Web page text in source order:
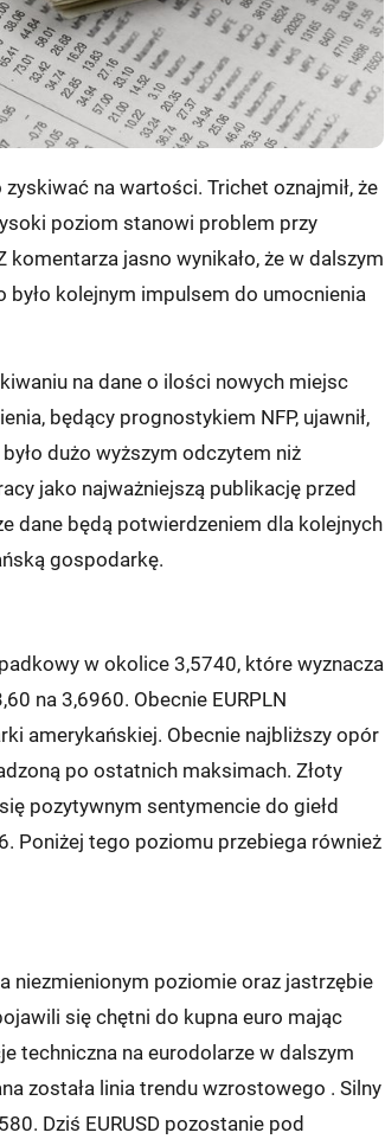
na wartości. Trichet oznajmił, że
poziom stanowi problem przy
jasno wynikało, że w dalszym
kolejnym impulsem do umocnienia
na dane o ilości nowych miejsc
będący prognostykiem NFP, ujawnił,
dużo wyższym odczytem niż
jako najważniejszą publikację przed
dane będą potwierdzeniem dla kolejnych
gospodarkę.
w okolice 3,5740, które wyznacza
na 3,6960. Obecnie EURPLN
amerykańskiej. Obecnie najbliższy opór
po ostatnich maksimach. Złoty
pozytywnym sentymencie do giełd
Poniżej tego poziomu przebiega również
niezmienionym poziomie oraz jastrzębie
się chętni do kupna euro mając
techniczna na eurodolarze w dalszym
została linia trendu wzrostowego . Silny
Dziś EURUSD pozostanie pod